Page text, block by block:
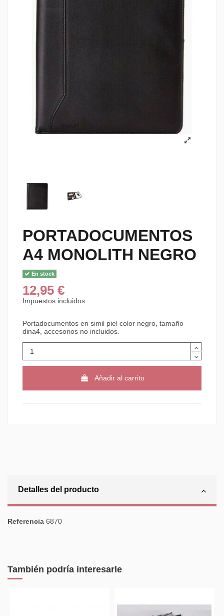
PORTADOCUMENTOS
A4 MONOLITH NEGRO
En stock
12,95 €
Impuestos incluidos
Portadocumentos en simil piel color negro, tamaño
dina4, accesorios no incluidos.
Añadir al carrito
Detalles del producto
Referencia 6870
También podría interesarle